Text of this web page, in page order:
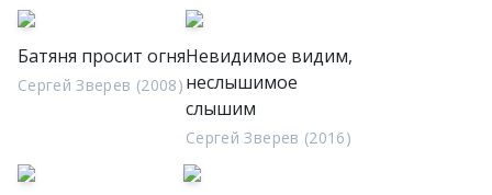
Батяня просит огня
Сергей Зверев (2008)
Невидимое видим,
неслышимое
слышим
Сергей Зверев (2016)